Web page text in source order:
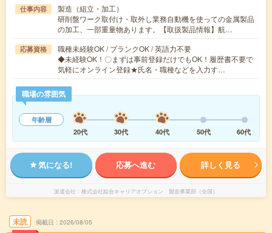
仕事内容
製造（組立・加工）
研削盤ワーク取付け・取外し業務自動機を使っての金属製品
の加工、一部重量物あります。【取扱製品情報】航…
応募資格
職種未経験OK / ブランクOK / 英語力不要
◆未経験OK！〇まずは事前登録だけでもOK！履歴書不要で
気軽にオンライン登録★氏名・職種などを入力す…
職場の雰囲気
年齢層
20代
30代 40代 50代 60代
気になる! 応募へ進む 詳しく見る
派遣会社 株式会社綜合キャリアオプション 製造事業部（全国）
未読 掲載日 2026/08/05